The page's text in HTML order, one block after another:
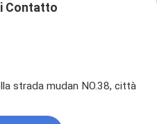
Contatto
strada mudan NO.38, città